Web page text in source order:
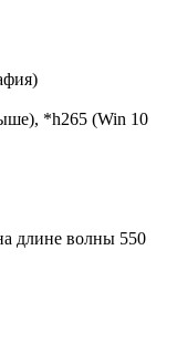
*h265 (Win 10
длине волны 550